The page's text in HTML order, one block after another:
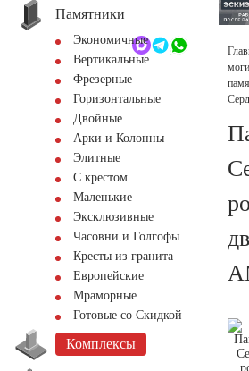
+7 (495) 518-44-23
Обратный звонок
Памятники
Экономичные
Вертикальные
Фрезерные
Горизонтальные
Двойные
Арки и Колонны
Элитные
С крестом
Маленькие
Эксклюзивные
Часовни и Голгофы
Кресты из гранита
Европейские
Мраморные
Готовые со Скидкой
Комплексы